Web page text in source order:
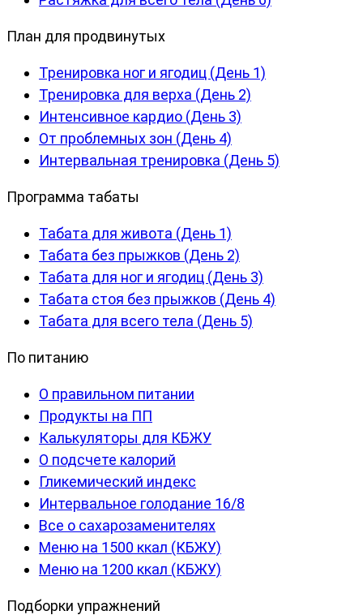
План для продвинутых
Тренировка ног и ягодиц (День 1)
Тренировка для верха (День 2)
Интенсивное кардио (День 3)
От проблемных зон (День 4)
Интервальная тренировка (День 5)
Программа табаты
Табата для живота (День 1)
Табата без прыжков (День 2)
Табата для ног и ягодиц (День 3)
Табата стоя без прыжков (День 4)
Табата для всего тела (День 5)
По питанию
О правильном питании
Продукты на ПП
Калькуляторы для КБЖУ
О подсчете калорий
Гликемический индекс
Интервальное голодание 16/8
Все о сахарозаменителях
Меню на 1500 ккал (КБЖУ)
Меню на 1200 ккал (КБЖУ)
Подборки упражнений